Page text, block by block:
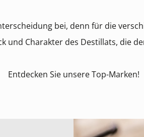
bei, denn für die
und Charakter des Destillats, die
Entdecken Sie unsere Top-Marken!